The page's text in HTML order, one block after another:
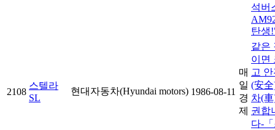
석버
탄생
2108
스텔라
SL
현대자동차(Hyundai motors) 1986-08-11
매
일
경
제
같은
이면
고
(安
차(
권합
다-